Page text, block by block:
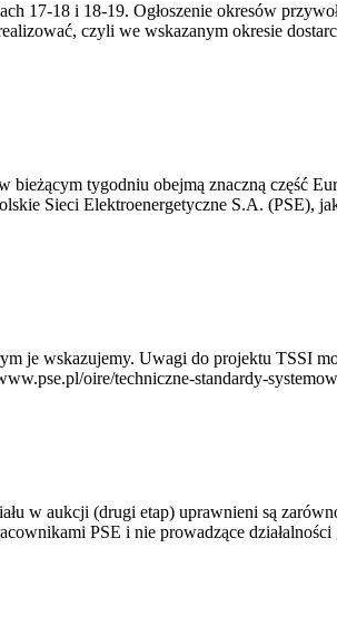
17-18 i 18-19. Ogłoszenie okresów
czyli we wskazanym okresie
tygodniu obejmą znaczną część
Sieci Elektroenergetyczne S.A. (PSE),
wskazujemy. Uwagi do projektu TSSI
oire/techniczne-standardy-
w aukcji (drugi etap) uprawnieni są
PSE i nie prowadzące